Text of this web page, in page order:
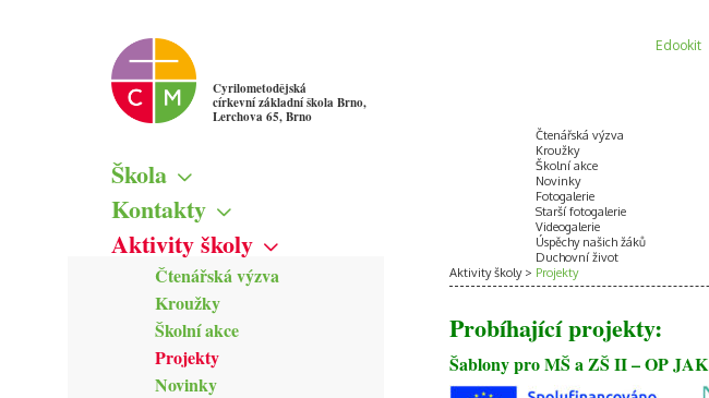
Cyrilometodějská
církevní základní škola Brno,
Lerchova 65, Brno
Škola
Školská rada
Žákovský parlament
Mapa
Kamerový systém
Kontakty
Škola
Vedení školy
Pedagogičtí pracovníci
Správní zaměstnanci
Zřizovatel školy
Aktivity školy
Čtenářská výzva
Kroužky
Školní akce
Projekty
Novinky
Edookit
Aktivity školy
Čtenářská výzva
Kroužky
Školní akce
Novinky
Fotogalerie
Starší fotogalerie
Videogalerie
Úspěchy našich žáků
Duchovní život
Projekty
Probíhající projekty:
Šablony pro MŠ a ZŠ II – OP JAK